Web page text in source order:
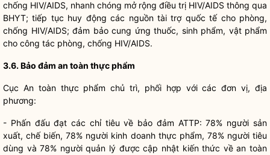
chống HIV/AIDS, nhanh chóng mở rộng điều trị HIV/AIDS thông qua
BHYT; tiếp tục huy động các nguồn tài trợ quốc tế cho phòng,
chống HIV/AIDS; đảm bảo cung ứng thuốc, sinh phẩm, vật phẩm
cho công tác phòng, chống HIV/AIDS.
3.6. Bảo đảm an toàn thựcphẩm
Cục An toàn thực phẩm chủ trì, phối hợp với các đơn vị, địa
phương:
- Phấn đấu đạt các chỉ tiêu về bảo đảm ATTP: 78% người sản
xuất, chế biến, 78% người kinh doanh thực phẩm, 78% người tiêu
dùng và 78% người quản lý được cập nhật kiến thức về an toàn